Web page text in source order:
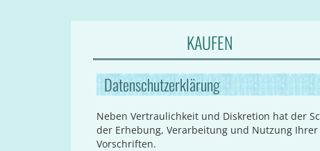
KAUFEN
Datenschutzerklärung
Neben Vertraulichkeit und Diskretion hat der
der Erhebung, Verarbeitung und Nutzung
Vorschriften.